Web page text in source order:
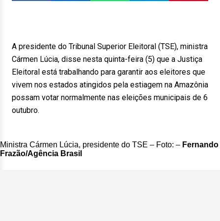
A presidente do Tribunal Superior Eleitoral (TSE), ministra
Cármen Lúcia, disse nesta quinta-feira (5) que a Justiça
Eleitoral está trabalhando para garantir aos eleitores que
vivem nos estados atingidos pela estiagem na Amazônia
possam votar normalmente nas eleições municipais de 6
outubro.
Ministra Cármen Lúcia, presidente do TSE – Foto: – Fernando
Frazão/Agência Brasil